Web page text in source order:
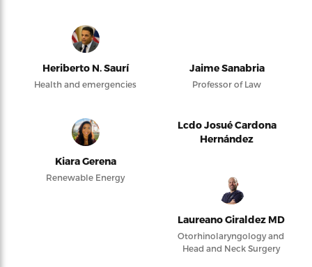
Heriberto N. Saurí
Health and emergencies
Jaime Sanabria
Professor of Law
Kiara Gerena
Renewable Energy
Lcdo Josué Cardona
Hernández
Laureano Giraldez MD
Otorhinolaryngology and
Head and Neck Surgery